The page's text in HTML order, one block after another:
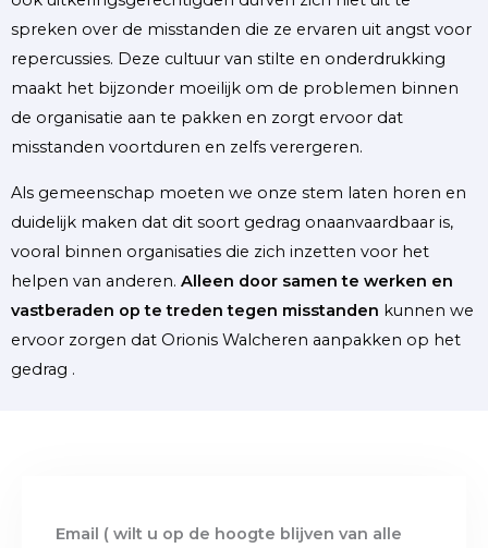
spreken over de misstanden die ze ervaren uit angst voor
repercussies. Deze cultuur van stilte en onderdrukking
maakt het bijzonder moeilijk om de problemen binnen
de organisatie aan te pakken en zorgt ervoor dat
misstanden voortduren en zelfs verergeren.
Als gemeenschap moeten we onze stem laten horen en
duidelijk maken dat dit soort gedrag onaanvaardbaar is,
vooral binnen organisaties die zich inzetten voor het
helpen van anderen. Alleen door samen te werken en
vastberaden op te treden tegen misstanden kunnen we
ervoor zorgen dat Orionis Walcheren aanpakken op het
gedrag .
Email ( wilt u op de hoogte blijven van alle